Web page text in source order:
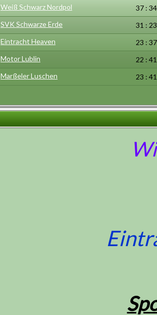
Weiß Schwarz Nordpol
37 : 34
SVK Schwarze Erde
31 : 23
Eintracht Heaven
23 : 37
Motor Lublin
22 : 41
Marßeler Luschen 23 : 41